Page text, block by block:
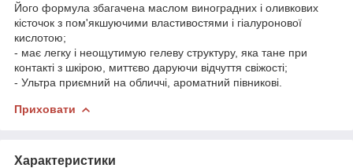
Його формула збагачена маслом виноградних і оливкових
кісточок з пом'якшуючими властивостями і гіалуронової
кислотою;
- має легку і неощутимую гелеву структуру, яка тане при
контакті з шкірою, миттєво даруючи відчуття свіжості;
- Ультра приємний на обличчі, ароматний півникові.
Приховати
Характеристики